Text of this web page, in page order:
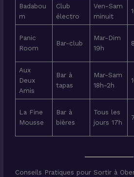
Badabou
m
Club
électro
Ven-Sam
minuit
Panic
Room
Bar-club
Mar-Dim
19h
Aux
Deux
Amis
Bar à
tapas
Mar-Sam
18h-2h
La Fine
Mousse
Bar à
bières
Tous les
jours 17h
Conseils Pratiques pour Sortir à